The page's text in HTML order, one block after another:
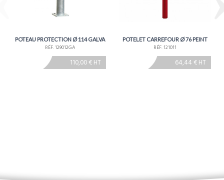
POTEAU PROTECTION Ø 114 GALVA
RÉF. 129012GA
110,00 € HT
POTELET CARREFOUR Ø 76 PEINT
RÉF. 121011
64,44 € HT